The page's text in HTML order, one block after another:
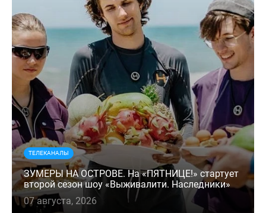
ТЕЛЕКАНАЛЫ
ЗУМЕРЫ НА ОСТРОВЕ. На «ПЯТНИЦЕ!» стартует
второй сезон шоу «Выживалити. Наследники»
07 августа, 2026